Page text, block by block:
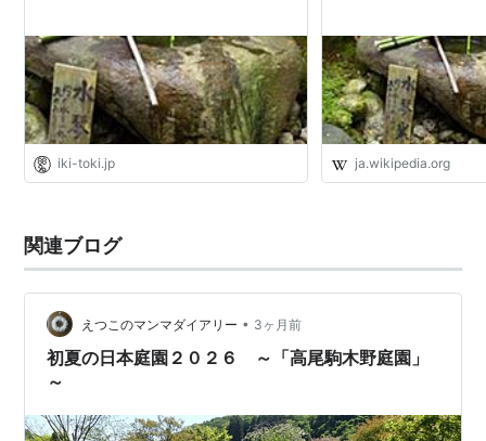
iki-toki.jp ja.wikipedia.org
関連ブログ
えつこのマンマダイアリー • 3ヶ月前
初夏の日本庭園２０２６ ～「高尾駒木野庭園」
～